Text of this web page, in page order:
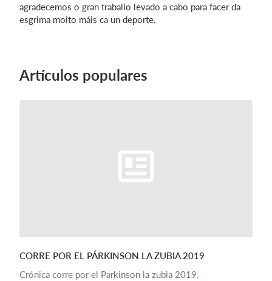
agradecemos o gran traballo levado a cabo para facer da
esgrima moito máis ca un deporte.
Artículos populares
CORRE POR EL PÁRKINSON LA ZUBIA 2019
Crónica corre por el Parkinson la zubia 2019.